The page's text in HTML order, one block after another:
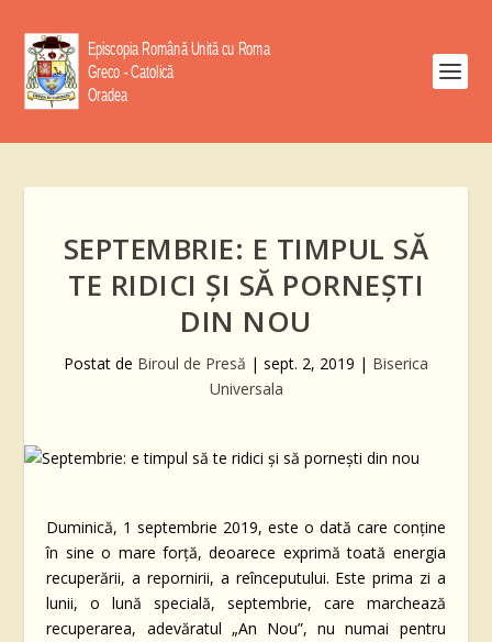
SEPTEMBRIE: E TIMPUL SĂ
TE RIDICI ȘI SĂ PORNEȘTI
DIN NOU
Postat de Biroul de Presă | sept. 2, 2019 | Biserica
Universala
Duminică, 1 septembrie 2019, este o dată care conține
în sine o mare forță, deoarece exprimă toată energia
recuperării, a repornirii, a reînceputului. Este prima zi a
lunii, o lună specială, septembrie, care marchează
recuperarea, adevăratul „An Nou”, nu numai pentru